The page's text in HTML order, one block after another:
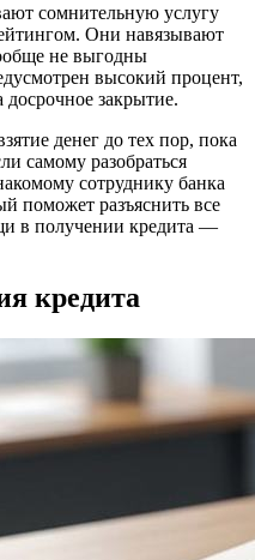
сомнительную услугу
Они навязывают
не выгодны
высокий процент,
досрочное закрытие.
денег до тех пор, пока
самому разобраться
сотруднику банка
поможет разъяснить все
в получении кредита —
кредита